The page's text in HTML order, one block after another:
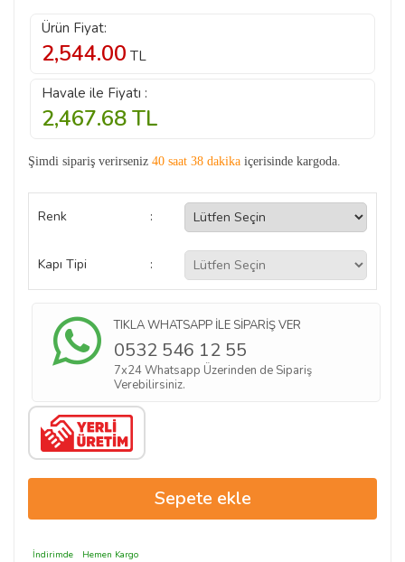
Ürün Fiyat:
2,544.00 TL
Havale ile Fiyatı :
2,467.68TL
Şimdi sipariş verirseniz 40 saat 38 dakika içerisinde kargoda.
Renk :
Kapı Tipi :
TIKLA WHATSAPP İLE SİPARİŞ VER
0532 546 12 55
7x24 Whatsapp Üzerinden de Sipariş
Verebilirsiniz.
İndirimde Hemen Kargo